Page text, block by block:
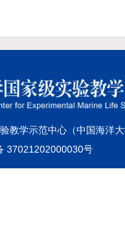
教学示范中心（中国海洋
37021202000030号